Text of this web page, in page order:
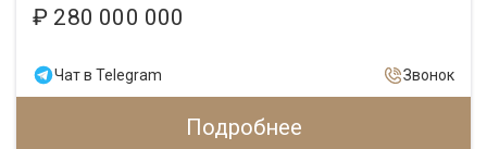
₽ 280 000 000
Чат в Telegram Звонок
Подробнее